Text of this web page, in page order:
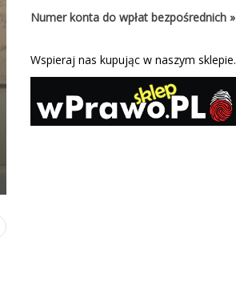
Numer konta do wpłat bezpośrednich »
Wspieraj nas kupując w naszym sklepie.